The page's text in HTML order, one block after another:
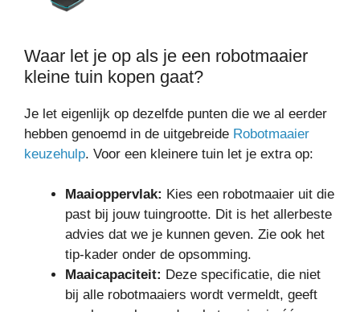
Waar let je op als je een robotmaaier
kleine tuin kopen gaat?
Je let eigenlijk op dezelfde punten die we al eerder
hebben genoemd in de uitgebreide Robotmaaier
keuzehulp. Voor een kleinere tuin let je extra op:
Maaioppervlak: Kies een robotmaaier uit die
past bij jouw tuingrootte. Dit is het allerbeste
advies dat we je kunnen geven. Zie ook het
tip-kader onder de opsomming.
Maaicapaciteit: Deze specificatie, die niet
bij alle robotmaaiers wordt vermeldt, geeft